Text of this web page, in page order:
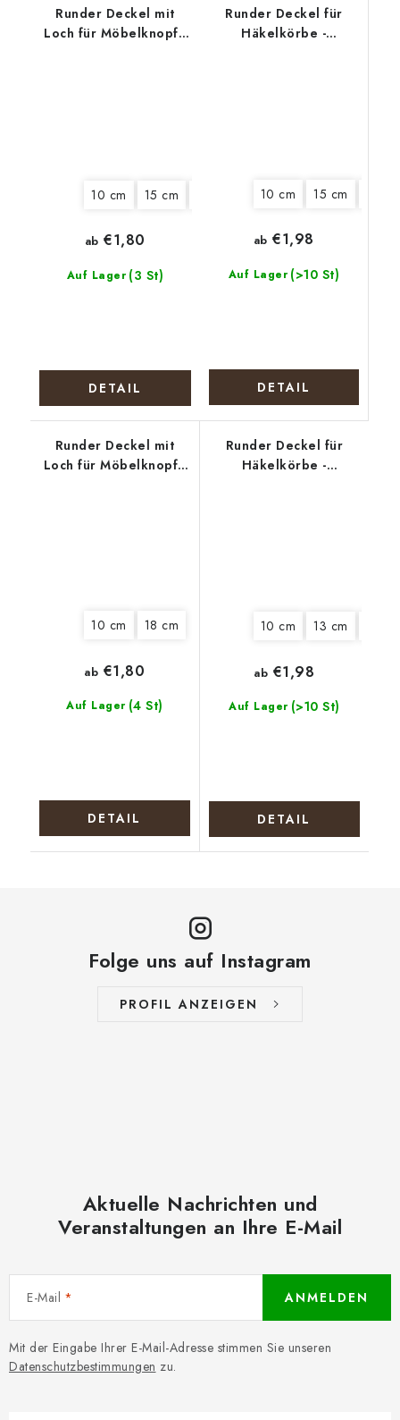
Runder Deckel mit
Loch für Möbelknopf -
10 cm 15 cm
Auf Lager (3 St)
ab €1,80
DETAIL
Runder Deckel für
Häkelkörbe -
10 cm 15 cm
Auf Lager (>10 St)
ab €1,98
DETAIL
Runder Deckel mit
Loch für Möbelknopf -
10 cm 18 cm
Auf Lager (4 St)
ab €1,80
DETAIL
Runder Deckel für
Häkelkörbe -
10 cm 13 cm
Auf Lager (>10 St)
ab €1,98
DETAIL
Folge uns auf Instagram
PROFIL ANZEIGEN
Aktuelle Nachrichten und
Veranstaltungen an Ihre E-Mail
E-Mail
Mit der Eingabe Ihrer E-Mail-Adresse stimmen Sie unseren
Datenschutzbestimmungen zu.
ANMELDEN